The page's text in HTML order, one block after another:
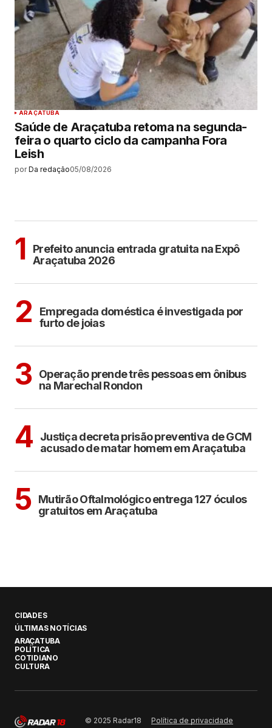
ARAÇATUBA
Saúde de Araçatuba retoma na segunda-
feira o quarto ciclo da campanha Fora
Leish
por Da redação05/08/2026
1
Prefeito anuncia entrada gratuita na Expô
Araçatuba 2026
2
Empregada doméstica é investigada por
furto de joias
3 Operação prende três pessoas em ônibus
na Marechal Rondon
4
Justiça decreta prisão preventiva de GCM
acusado de matar homem em Araçatuba
5 Mutirão Oftalmológico entrega 127 óculos
gratuitos em Araçatuba
CIDADES
ÚLTIMAS NOTÍCIAS
ARAÇATUBA
POLÍTICA
COTIDIANO
CULTURA
© 2025 Radar18 Política de privacidade